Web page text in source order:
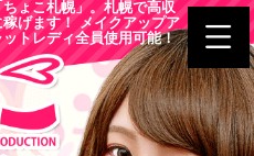
ょこ札幌」。札幌で高収
げます！ メイクアップア
トレディ全員使用可能！